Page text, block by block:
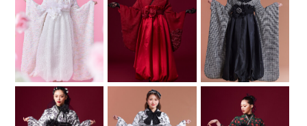
自分たちの“好き”をカタチにします。
誰にも真似できない圧倒的な可愛さを
誇る衣装とコーディネート。
一生に一度の卒業式に、
自分が一番かわいいと思ってほしいから